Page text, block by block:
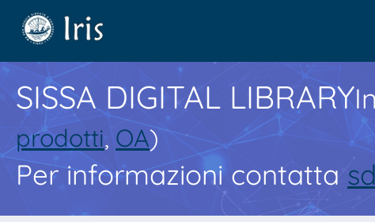
SISSA DIGITAL LIBRARY
prodotti, OA)
Per informazioni contatta